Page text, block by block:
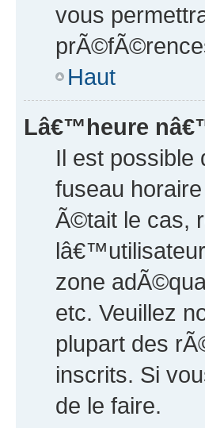
vous
Haut
Lâ€™heure
Il est
fuseau
Ã©tait le cas,
zone
etc. Veuillez
plupart des
inscrits. Si
de le faire.